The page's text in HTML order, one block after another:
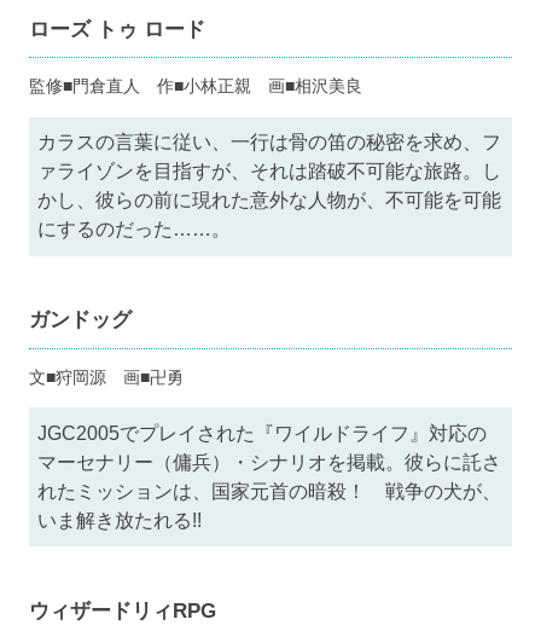
ローズ トゥ ロード
監修■門倉直人 作■小林正親 画■相沢美良
カラスの言葉に従い、一行は骨の笛の秘密を求め、フ
ァライゾンを目指すが、それは踏破不可能な旅路。し
かし、彼らの前に現れた意外な人物が、不可能を可能
にするのだった……。
ガンドッグ
文■狩岡源 画■卍勇
JGC2005でプレイされた『ワイルドライフ』対応の
マーセナリー（傭兵）・シナリオを掲載。彼らに託さ
れたミッションは、国家元首の暗殺！ 戦争の犬が、
いま解き放たれる!!
ウィザードリィRPG